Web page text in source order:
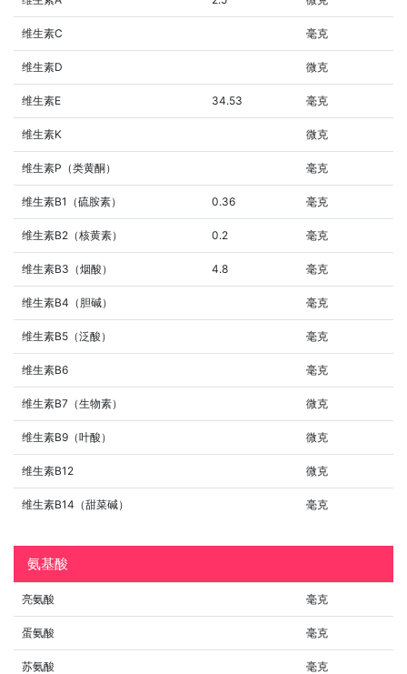
维生素C 毫克
维生素D 微克
维生素E 34.53 毫克
维生素K 微克
维生素P（类黄酮） 毫克
维生素B1（硫胺素） 0.36 毫克
维生素B2（核黄素） 0.2 毫克
维生素B3（烟酸） 4.8 毫克
维生素B4（胆碱） 毫克
维生素B5（泛酸） 毫克
维生素B6 毫克
维生素B7（生物素） 微克
维生素B9（叶酸） 微克
维生素B12 微克
维生素B14（甜菜碱） 毫克
氨基酸
亮氨酸 毫克
蛋氨酸 毫克
苏氨酸 毫克